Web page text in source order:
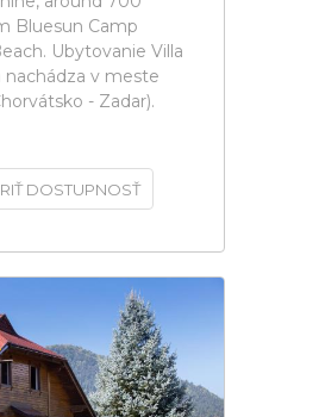
Bluesun Camp
Ubytovanie Villa
nachádza v meste
- Zadar).
DOSTUPNOSŤ